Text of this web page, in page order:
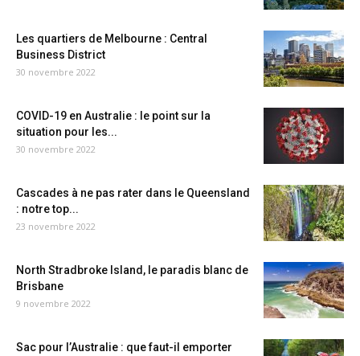
Les quartiers de Melbourne : Central
Business District
30 novembre 2022
COVID-19 en Australie : le point sur la
situation pour les...
30 novembre 2022
Cascades à ne pas rater dans le Queensland
: notre top...
23 novembre 2022
North Stradbroke Island, le paradis blanc de
Brisbane
9 novembre 2022
Sac pour l’Australie : que faut-il emporter